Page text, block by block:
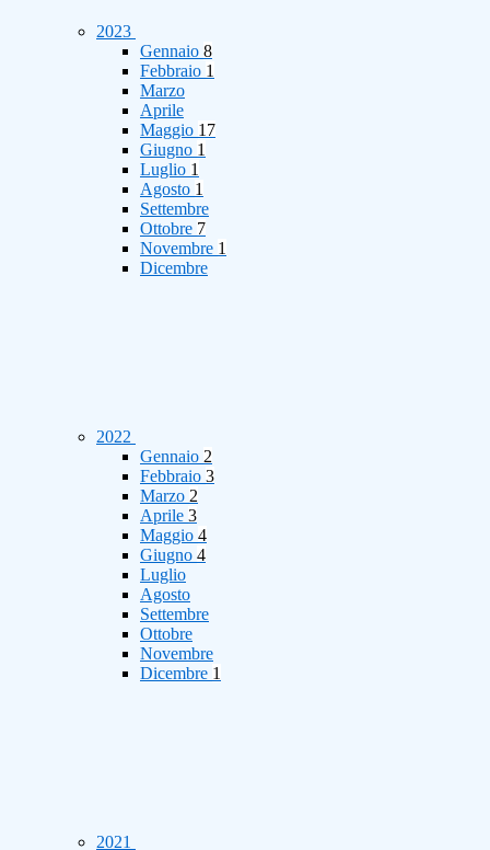
2023
Gennaio 8
Febbraio 1
Marzo
Aprile
Maggio 17
Giugno 1
Luglio 1
Agosto 1
Settembre
Ottobre 7
Novembre 1
Dicembre
2022
Gennaio 2
Febbraio 3
Marzo 2
Aprile 3
Maggio 4
Giugno 4
Luglio
Agosto
Settembre
Ottobre
Novembre
Dicembre 1
2021